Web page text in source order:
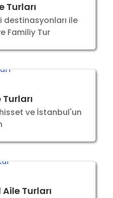
Turları
destinasyonları ile
Familiy Tur
ve İstanbul'un
Turları